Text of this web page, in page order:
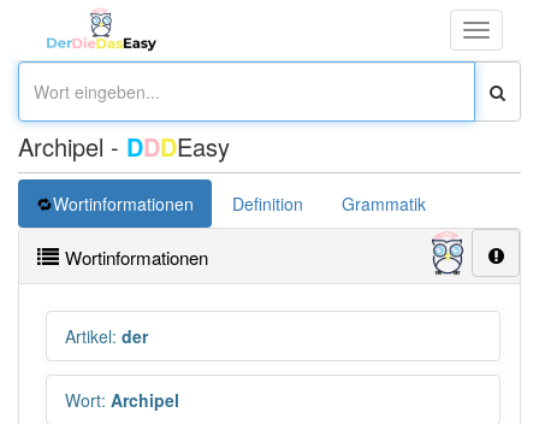
Toggle
Archipel - DDDEasy
Wortinformationen Definition Grammatik
Wortinformationen
Artikel: der
Wort: Archipel